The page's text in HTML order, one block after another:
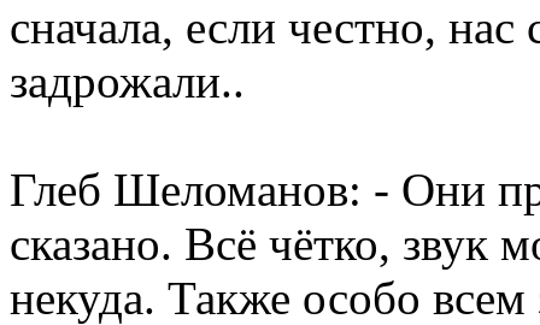
сначала, если честно,
задрожали..
Глеб Шеломанов: - Они
сказано. Всё чётко,
некуда. Также особо